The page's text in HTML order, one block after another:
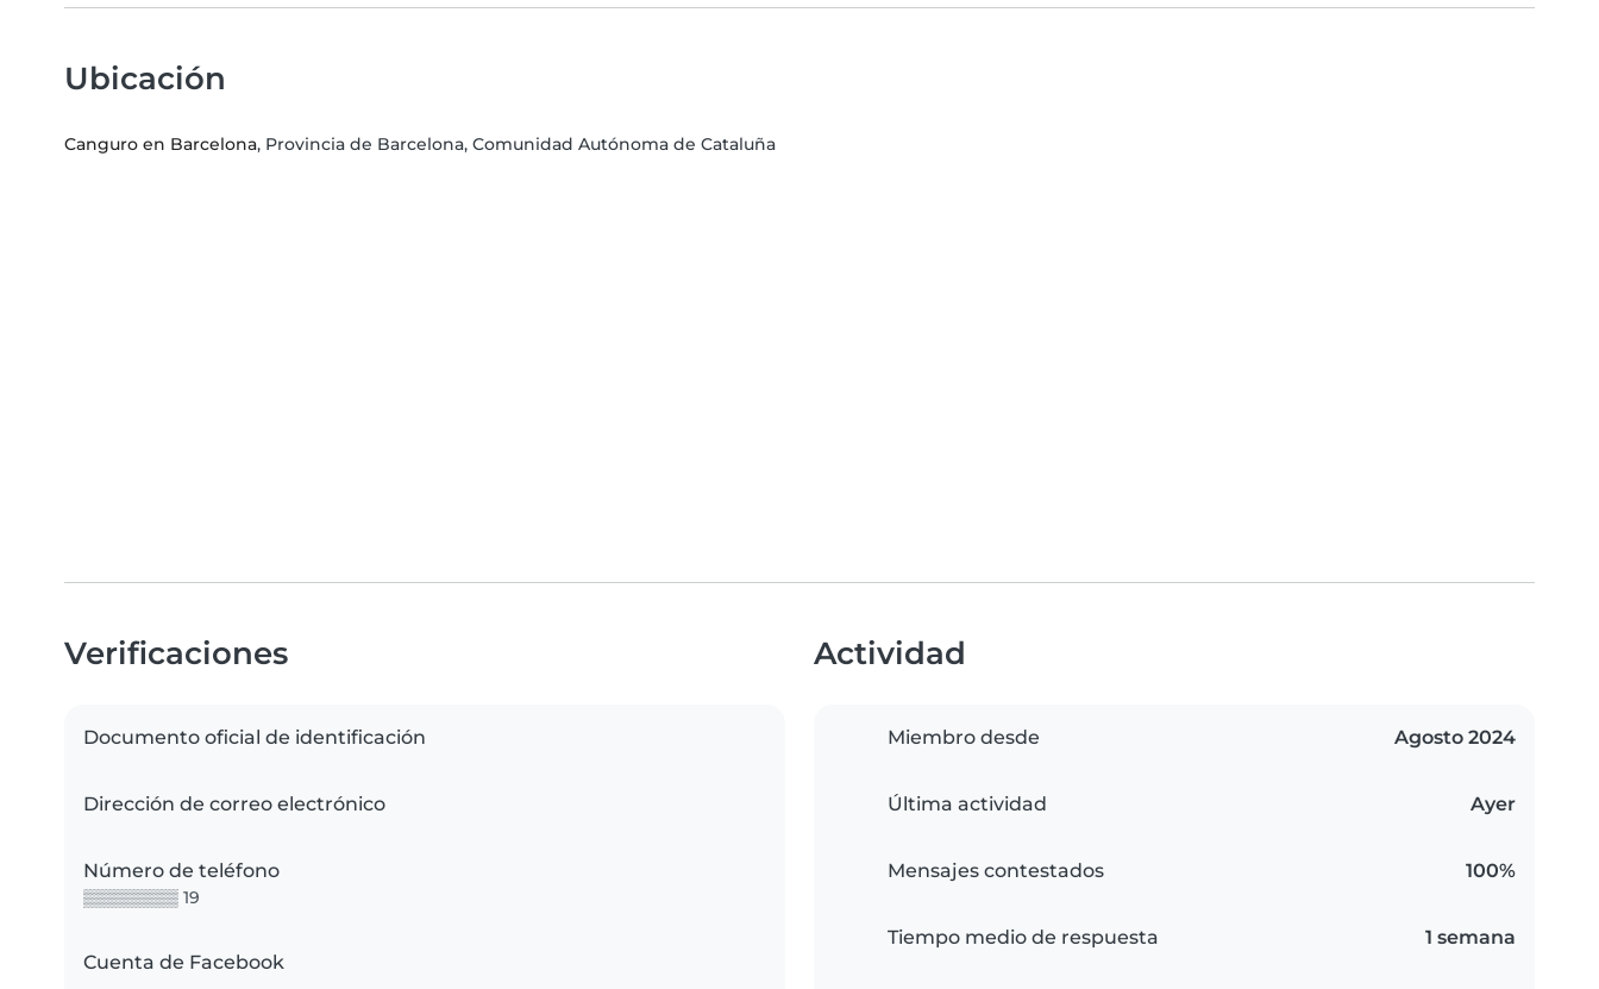
Ubicación
Canguro en Barcelona, Provincia de Barcelona, Comunidad Autónoma de Cataluña
Verificaciones
Documento oficial de identificación
Dirección de correo electrónico
Número de teléfono
▒▒▒▒▒▒▒▒ 19
Cuenta de Facebook
Actividad
Miembro desde Agosto 2024
Última actividad Ayer
Mensajes contestados 100%
Tiempo medio de respuesta 1 semana